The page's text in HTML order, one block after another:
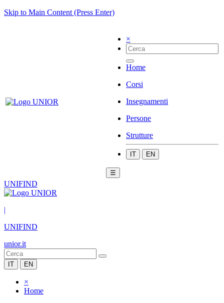
Skip to Main Content (Press Enter)
×
Home
Corsi
Insegnamenti
Persone
Strutture
IT EN
☰
UNIFIND
|
UNIFIND
unior.it
IT EN
×
Home